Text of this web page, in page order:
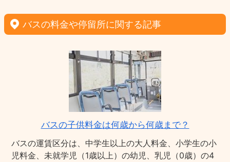
バスの料金や停留所に関する記事
バスの子供料金は何歳から何歳まで？
バスの運賃区分は、中学生以上の大人料金、小学生の小
児料金、未就学児（1歳以上）の幼児、乳児（0歳）の4